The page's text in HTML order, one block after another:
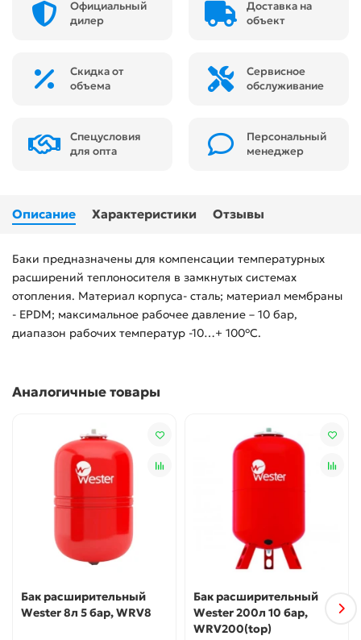
Официальный
дилер
Доставка на
объект
Скидка от
объема
Сервисное
обслуживание
Спецусловия
для опта
Персональный
менеджер
Описание Характеристики Отзывы
Баки предназначены для компенсации температурных
расширений теплоносителя в замкнутых системах
отопления. Материал корпуса- сталь; материал мембраны
- EPDM; максимальное рабочее давление – 10 бар,
диапазон рабочих температур -10…+ 100°С.
Аналогичные товары
Бак расширительный
Wester 8л 5 бар, WRV8
Бак расширительный
Wester 200л 10 бар,
WRV200(top)